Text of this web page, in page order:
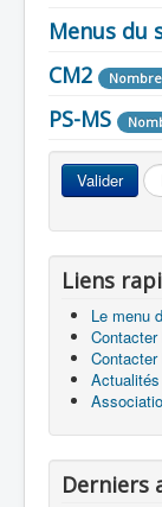
L'Ecole
La vie dans
Infos
Les
CP
CM1
CE1
CE2
Menus du
CM2
PS-MS
Valider
Liens
Le menu
Contacter
Derniers